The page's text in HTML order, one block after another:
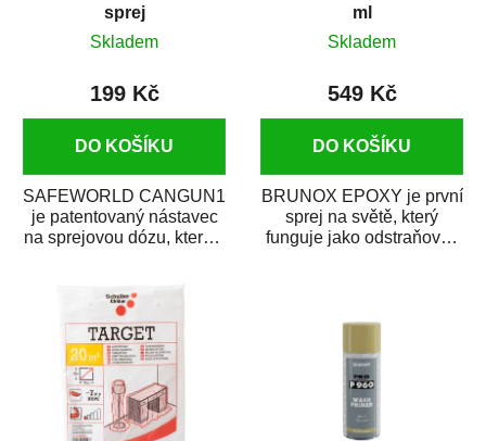
sprej
Skladem
199 Kč
DO KOŠÍKU
SAFEWORLD CANGUN1
je patentovaný nástavec
na sprejovou dózu, který ji
ml
Skladem
549 Kč
DO KOŠÍKU
BRUNOX EPOXY je první
sprej na světě, který
funguje jako odstraňovač